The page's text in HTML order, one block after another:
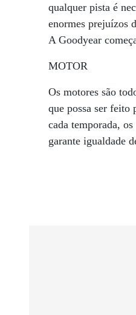
qualquer pista é
enormes prejuízos
A Goodyear
MOTOR
Os motores são
que possa ser feito
cada temporada,
garante igualdade